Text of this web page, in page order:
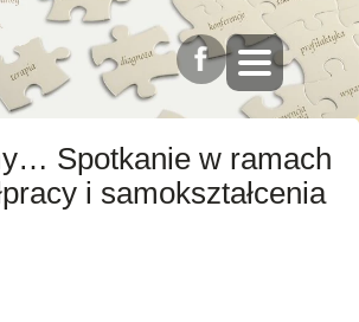
Spotkanie w ramach
i samokształcenia